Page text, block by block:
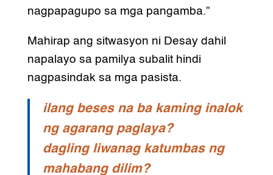
nagpapagupo sa mga pangamba.”
Mahirap ang sitwasyon ni Desay dahil
napalayo sa pamilya subalit hindi
nagpasindak sa mga pasista.
ilang beses na ba kaming inalok
ng agarang paglaya?
dagling liwanag katumbas ng
mahabang dilim?